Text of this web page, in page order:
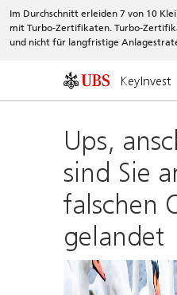
Im Durchschnitt erleiden 7 von 10
mit Turbo-Zertifikaten. Turbo-
und nicht für langfristige
KeyInvest
Ups,
sind Sie
falschen
gelandet